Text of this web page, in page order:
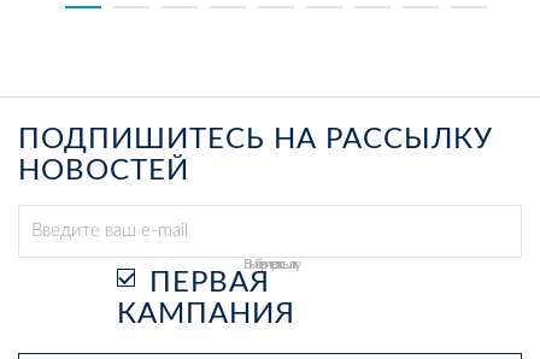
ПОДПИШИТЕСЬ НА РАССЫЛКУ
НОВОСТЕЙ
Выберите рассылку
ПЕРВАЯ
КАМПАНИЯ